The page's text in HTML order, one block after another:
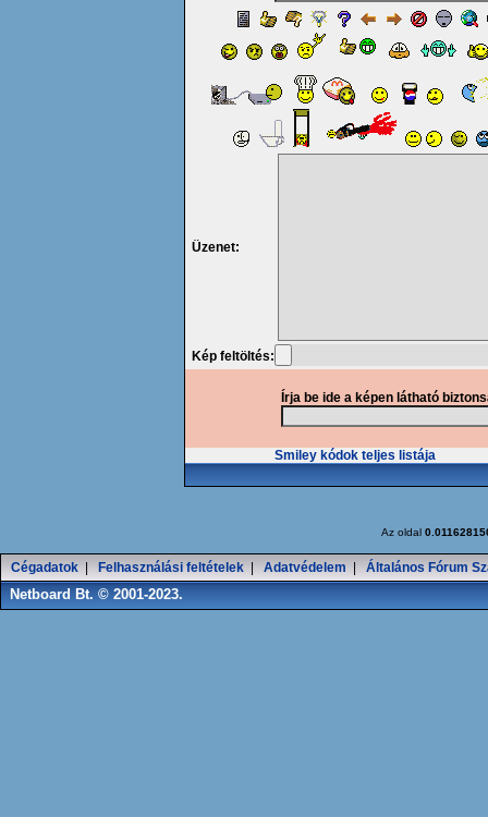
Üzenet:
Kép feltöltés:
Írja be ide a képen látható
Smiley kódok teljes listája
Az oldal
Cégadatok Felhasználási feltételek Adatvédelem Általános Fórum
Netboard Bt. © 2001-2023.